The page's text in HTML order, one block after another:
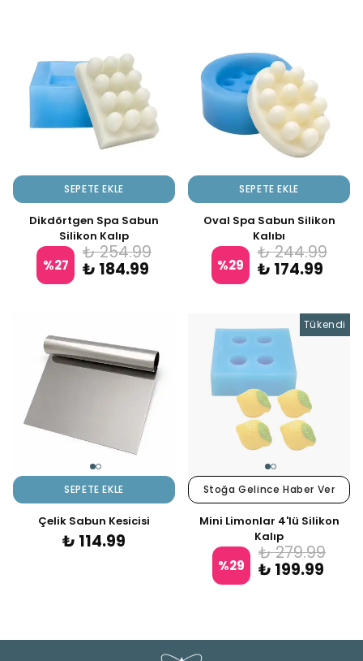
SEPETE EKLE
Dikdörtgen Spa Sabun
Silikon Kalıp
%27
₺ 254.99
₺ 184.99
SEPETE EKLE
Oval Spa Sabun Silikon
Kalıbı
%29
₺ 244.99
₺ 174.99
SEPETE EKLE
Çelik Sabun Kesicisi
₺ 114.99
Tükendi
Stoğa Gelince Haber Ver
Mini Limonlar 4'lü Silikon
Kalıp
%29
₺ 279.99
₺ 199.99